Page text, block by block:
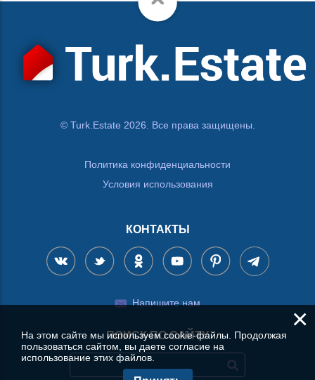
© Turk.Estate 2026. Все права защищены.
Политика конфиденциальности
Условия использования
КОНТАКТЫ
Напишите нам
ПОИСК ПО САЙТУ
×
На этом сайте мы используем cookie-файлы. Продолжая
пользоваться сайтом, вы даете согласие на
использование этих файлов.